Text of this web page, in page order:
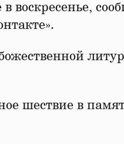
воскресенье,
шествие в